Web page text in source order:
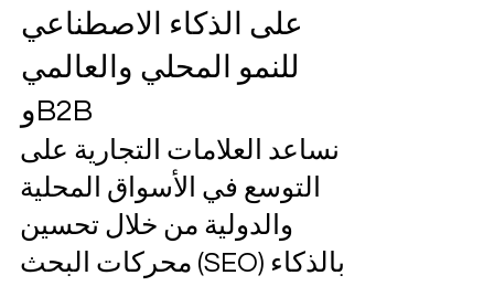
على الذكاء الاصطناعي
للنمو المحلي والعالمي
وB2B
نساعد العلامات التجارية على
التوسع في الأسواق المحلية
والدولية من خلال تحسين
محركات البحث (SEO) بالذكاء